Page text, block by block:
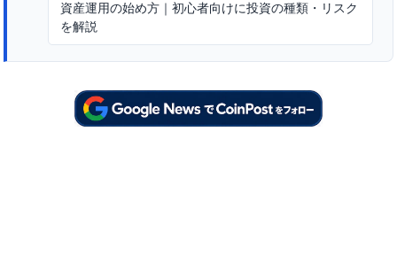
資産運用の始め方｜初心者向けに投資の種類・リスク
を解説